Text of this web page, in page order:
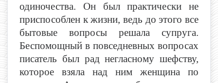
одиночества. Он был практически не
приспособлен к жизни, ведь до этого все
бытовые вопросы решала супруга.
Беспомощный в повседневных вопросах
писатель был рад негласному шефству,
которое взяла над ним женщина по